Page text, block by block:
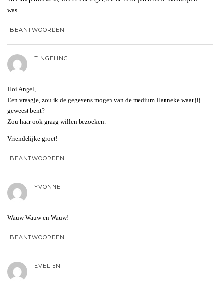
was…
BEANTWOORDEN
TINGELING
Hoi Angel,
Een vraagje, zou ik de gegevens mogen van de medium Hanneke waar jij
geweest bent?
Zou haar ook graag willen bezoeken.
Vriendelijke groet!
BEANTWOORDEN
YVONNE
Wauw Wauw en Wauw!
BEANTWOORDEN
EVELIEN